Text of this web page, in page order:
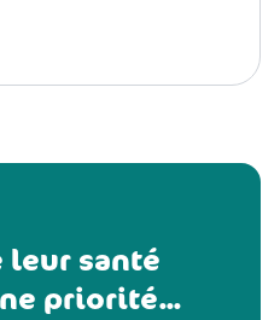
leur santé
priorité...